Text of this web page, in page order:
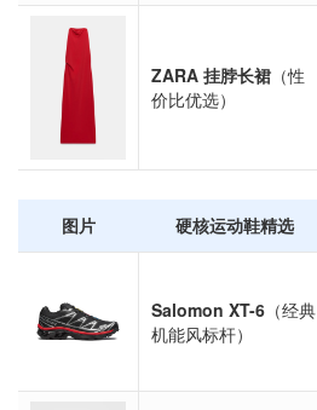
ZARA 挂脖长裙 （性
价比优选）
图片 硬核运动鞋精选
Salomon XT-6 （经典
机能风标杆）